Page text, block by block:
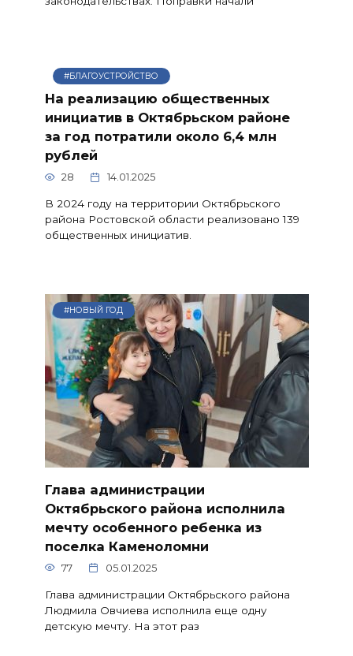
#БЛАГОУСТРОЙСТВО
На реализацию общественных
инициатив в Октябрьском районе
за год потратили около 6,4 млн
рублей
28 14.01.2025
В 2024 году на территории Октябрьского
района Ростовской области реализовано 139
общественных инициатив.
#НОВЫЙ ГОД
Глава администрации
Октябрьского района исполнила
мечту особенного ребенка из
поселка Каменоломни
77 05.01.2025
Глава администрации Октябрьского района
Людмила Овчиева исполнила еще одну
детскую мечту. На этот раз